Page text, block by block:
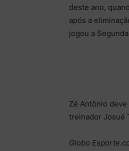
deste ano,
após a
jogou a
Zé Antônio
treinador Josué
Globo